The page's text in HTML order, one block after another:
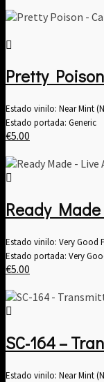
Pretty
Estado vinilo: Near Mint
Estado portada: Generic
€5.00
Ready
Estado vinilo: Very Good
Estado portada: Very
€5.00
SC-164 –
Estado vinilo: Near Mint